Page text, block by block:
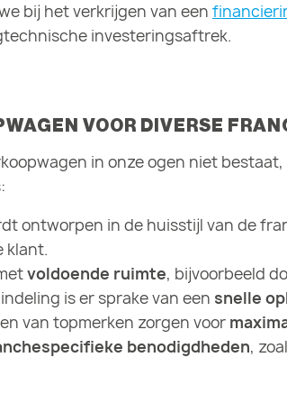
bij het verkrijgen van een
investeringsaftrek.
VOOR DIVERSE
in onze ogen niet
ontworpen in de huisstijl van de
klant.
voldoende ruimte, bijvoorbeeld
is er sprake van een snelle
van topmerken zorgen voor
benodigdheden,